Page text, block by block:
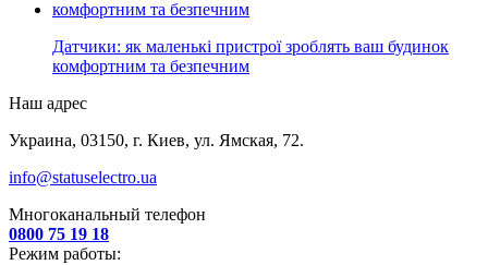
Датчики: як маленькі пристрої зроблять ваш будинок
комфортним та безпечним
Наш адрес
Украина, 03150, г. Киев, ул. Ямская, 72.
info@statuselectro.ua
Многоканальный телефон
0800 75 19 18
Режим работы: